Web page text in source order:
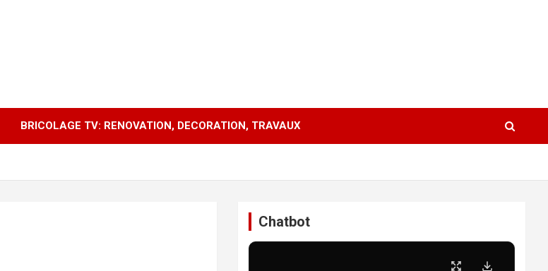
BRICOLAGE TV: RENOVATION, DECORATION, TRAVAUX
Chatbot